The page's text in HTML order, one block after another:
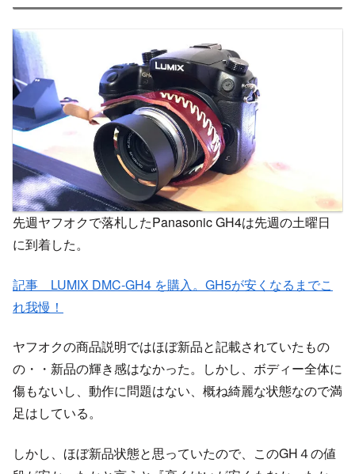
先週ヤフオクで落札したPanasonic GH4は先週の土曜日
に到着した。
記事 LUMIX DMC-GH4 を購入。GH5が安くなるまでこ
れ我慢！
ヤフオクの商品説明ではほぼ新品と記載されていたもの
の・・新品の輝き感はなかった。しかし、ボディー全体に
傷もないし、動作に問題はない、概ね綺麗な状態なので満
足はしている。
しかし、ほぼ新品状態と思っていたので、このGH４の値